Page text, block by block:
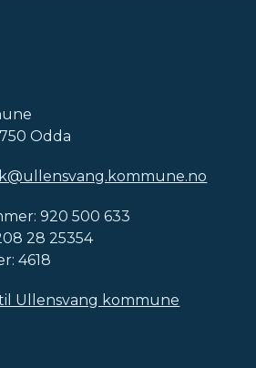
Odda
920 500 633
28 25354
4618
Ullensvang kommune